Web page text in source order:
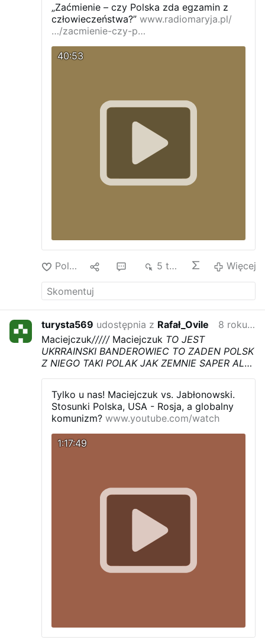
WYCOFANIE SIE NIE POMOZE WY LEWACKIE
GLUPCY I SPRZEDAWCZYKI ZA JEDNEGO
DOLCA
„Zaćmienie – czy Polska zda egzamin z
człowieczeństwa?” www.radiomaryja.pl/
…/zacmienie-czy-p…
40:53
Polub 5 tys. Więcej
turysta569 udostępnia z Rafał_Ovile
8 roku temu
Maciejczuk/////Maciejczuk TO JEST
UKRRAINSKI BANDEROWIEC TO ZADEN POLSK
Z NIEGO TAKI POLAK JAK ZEMNIE SAPER ALE
Tylko u nas! Maciejczuk vs. Jabłonowski.
Stosunki Polska, USA - Rosja, a globalny
komunizm? www.youtube.com/watch
1:17:49